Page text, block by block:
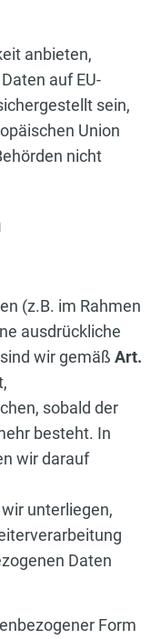
anbieten,
auf EU-
sein,
Union
nicht
(z.B. im Rahmen
ausdrückliche
wir gemäß Art.
sobald der
besteht. In
wir darauf
unterliegen,
Daten
Form